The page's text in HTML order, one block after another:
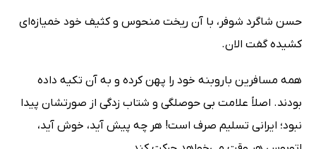
حسن شاگرد شوفر، با آن ریخت منحوس و کثیف خود خمیازه‌ای
کشیده گفت الان.
همه مسافرین باروبنه خود را پهن کرده و به آن تکیه داده
بودند. اصلاً علامت بی حوصلگی و شتاب زدگی از صورتشان پیدا
نبود؛ ایرانی تسلیم صرف است! هر چه پیش آید، خوش آید،